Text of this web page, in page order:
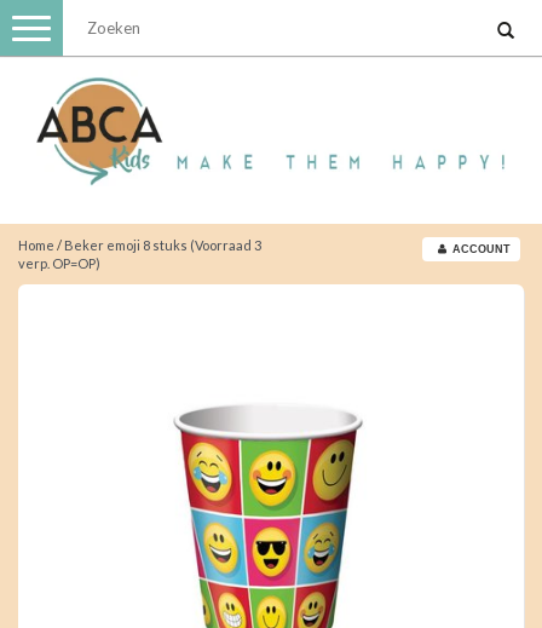
Toggle
navigation
Home / Beker emoji 8 stuks (Voorraad 3
verp. OP=OP)
ACCOUNT